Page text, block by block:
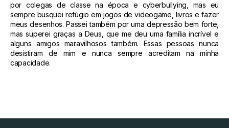
por colegas de classe na época e cyberbullying, mas eu
sempre busquei refúgio em jogos de videogame, livros e fazer
meus desenhos. Passei também por uma depressão bem forte,
mas superei graças a Deus, que me deu uma família incrível e
alguns amigos maravilhosos também. Essas pessoas nunca
desistiram de mim e nunca sempre acreditam na minha
capacidade.